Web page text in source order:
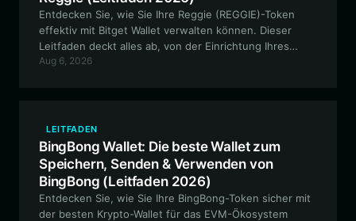
Entdecken Sie, wie Sie Ihre Reggie (REGGIE)-Token
effektiv mit Bitget Wallet verwalten können. Dieser
Leitfaden deckt alles ab, von der Einrichtung Ihres
sicheren EVM-kompatiblen Wallets bis hin zur
Aug 6, 2026
LEITFADEN
BingBong Wallet: Die beste Wallet zum
Speichern, Senden & Verwenden von
BingBong (Leitfaden 2026)
Entdecken Sie, wie Sie Ihre BingBong-Token sicher mit
der besten Krypto-Wallet für das EVM-Ökosystem